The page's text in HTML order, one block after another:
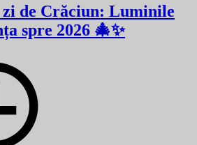
zi de Crăciun: Luminile
spre 2026 🎄✨